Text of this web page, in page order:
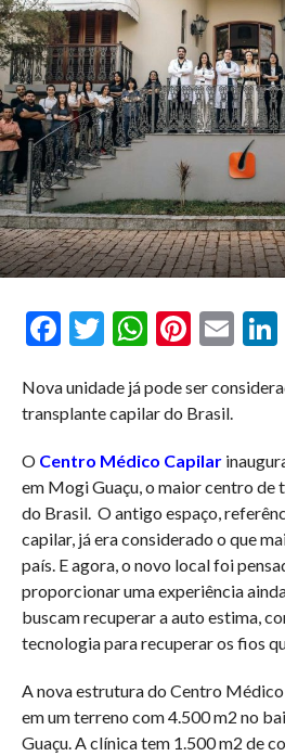
FacebookTwitterWhatsAppPinterest
Email
Nova unidade já pode ser
transplante capilar do Brasil.
O Centro Médico Capilar
em Mogi Guaçu, o maior centro de
do Brasil. O antigo espaço,
capilar, já era considerado o que
país. E agora, o novo local foi
proporcionar uma experiência
buscam recuperar a auto estima,
tecnologia para recuperar os fios
A nova estrutura do Centro
em um terreno com 4.500 m2 no
Guaçu. A clínica tem 1.500 m2 de